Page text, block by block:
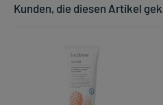
Kunden, die diesen Artikel